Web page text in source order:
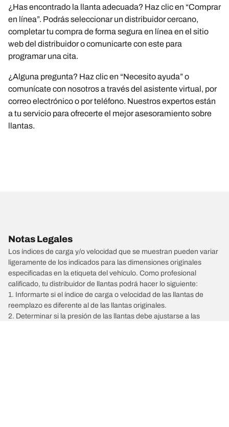
¿Has encontrado la llanta adecuada? Haz clic en “Comprar
en línea”. Podrás seleccionar un distribuidor cercano,
completar tu compra de forma segura en línea en el sitio
web del distribuidor o comunicarte con este para
programar una cita.
¿Alguna pregunta? Haz clic en “Necesito ayuda” o
comunícate con nosotros a través del asistente virtual, por
correo electrónico o por teléfono. Nuestros expertos están
a tu servicio para ofrecerte el mejor asesoramiento sobre
llantas.
Notas Legales
Los índices de carga y/o velocidad que se muestran pueden variar
ligeramente de los indicados para las dimensiones originales
especificadas en la etiqueta del vehículo. Como profesional
calificado, tu distribuidor de llantas podrá hacer lo siguiente:
1. Informarte si el índice de carga o velocidad de las llantas de
reemplazo es diferente al de las llantas originales.
2. Determinar si la presión de las llantas debe ajustarse a las